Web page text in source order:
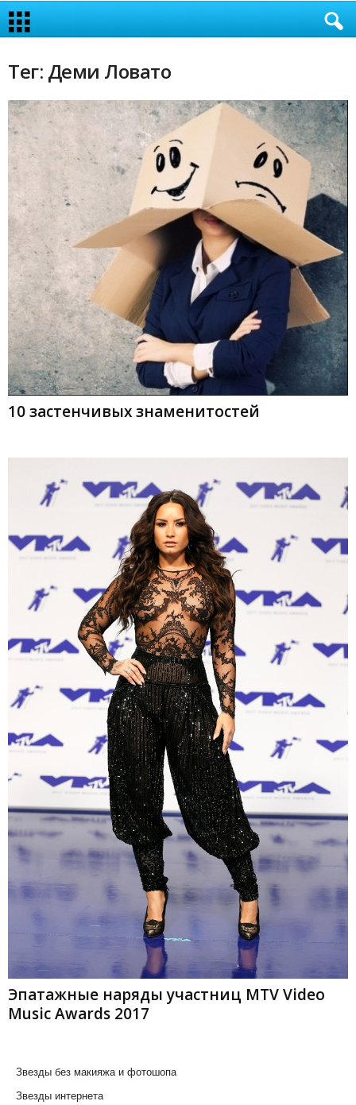
Тег: Деми Ловато
10 застенчивых знаменитостей
Эпатажные наряды участниц MTV Video
Music Awards 2017
Звезды без макияжа и фотошопа
Звезды интернета